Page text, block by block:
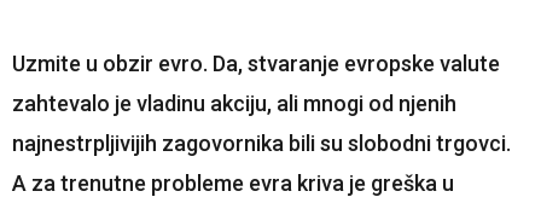
Uzmite u obzir evro. Da, stvaranje evropske valute
zahtevalo je vladinu akciju, ali mnogi od njenih
najnestrpljivijih zagovornika bili su slobodni trgovci.
A za trenutne probleme evra kriva je greška u